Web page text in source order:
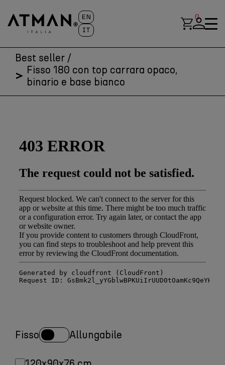
content
EN
IT
0
Best seller /
Fisso 180 con top carrara opaco,
binario e base bianco
Fisso Allungabile